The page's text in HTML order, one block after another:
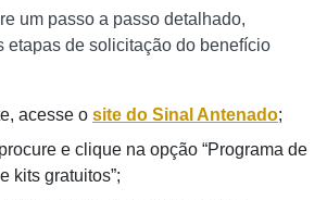
um passo a passo detalhado,
etapas de solicitação do benefício
acesse o site do Sinal Antenado;
e clique na opção “Programa de
kits gratuitos”;